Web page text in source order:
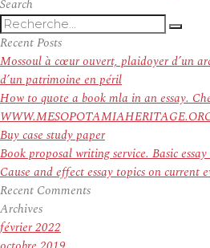
Search
Recherche
pour
:
Recent Posts
Mossoul à cœur ouvert, plaidoyer d’un
d’un patrimoine en péril
How to quote a book mla in an essay.
Buy case study paper
Book proposal writing service. Basic
Cause and effect essay topics on current
Recent Comments
Archives
février 2022